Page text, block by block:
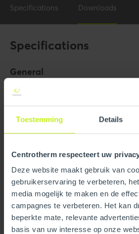
Toestemming Details
Centrotherm respecteert uw
Deze website maakt gebruik van
gebruikerservaring te verbeteren,
media mogelijk te maken en de
campagnes te verbeteren. Het kan
beperkte mate, relevante
basis van uw interesse op onze
Specifications Downloads
Specifications
General
Product Name 4" to
Trade name
GTIN
Part number
Technical
Gray
Material PPs